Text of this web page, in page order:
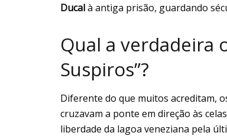
Ducalà antiga prisão, guardando
Qual a verdadeira
Suspiros”?
Diferente do que muitos acreditam,
cruzavam a ponte em direção às
liberdade da lagoa veneziana pela